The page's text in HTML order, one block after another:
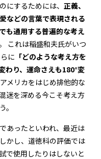
にするためには、 正義、
などの言葉で表現される
も通用する普遍的な考え
これは稲盛和夫氏がいつ
に 「どのような考え方を
わり、運命さえも180°変
メリカをはじめ排他的な
迷を深める今こそ考え方
。
あったといわれ、最近は
かし、道徳科の評価では
で使用したりはしないと